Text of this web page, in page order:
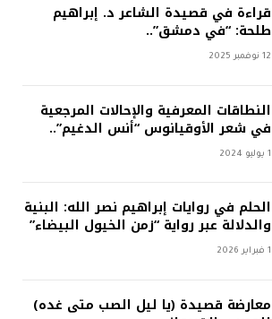
قراءة في قصيدة الشاعر د. إبراهيم
طلحة: “في دمشق”..
12 نوفمبر 2025
النطاقات المعرفية والإحالات المرجعية
في شعر الأوقيانوس “أنس الدغيم”..
1 يوليو 2024
الحلم في روايات إبراهيم نصر الله: البنية
والدلالة عبر رواية “زمن الخيول البيضاء”
1 فبراير 2026
معارضة قصيدة (يا ليل الصب متى غده)